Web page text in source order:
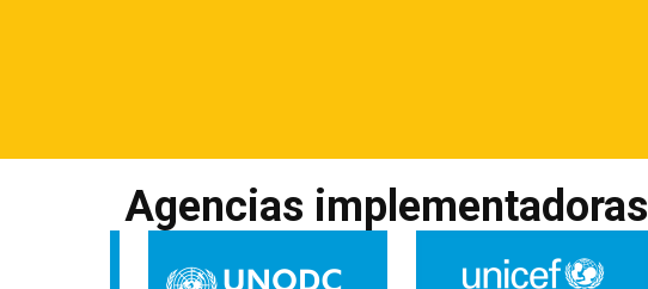
Agencias implementadoras